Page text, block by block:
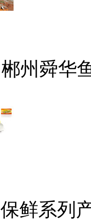
州舜华
鲜系列